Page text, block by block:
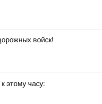
войск!
этому часу: